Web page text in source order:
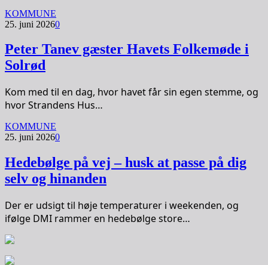
KOMMUNE
25. juni 20260
Peter Tanev gæster Havets Folkemøde i
Solrød
Kom med til en dag, hvor havet får sin egen stemme, og
hvor Strandens Hus…
KOMMUNE
25. juni 20260
Hedebølge på vej – husk at passe på dig
selv og hinanden
Der er udsigt til høje temperaturer i weekenden, og
ifølge DMI rammer en hedebølge store…